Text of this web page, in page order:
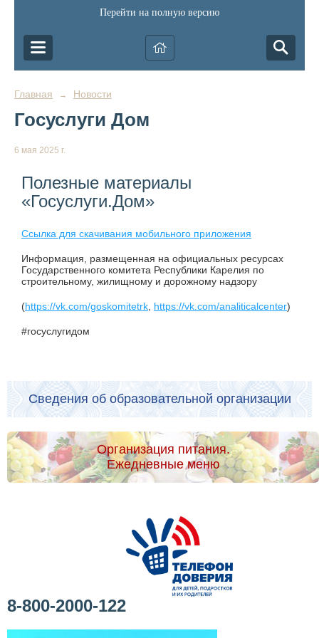
Перейти на полную версию
Главная → Новости
Госуслуги Дом
6 мая 2025 г.
Полезные материалы
«Госуслуги.Дом»
Ссылка для скачивания мобильного приложения
Информация, размещенная на официальных ресурсах
Государственного комитета Республики Карелия по
строительному, жилищному и дорожному надзору
(https://vk.com/goskomitetrk https://vk.com/analiticalcenter)
#госуслугидом
Сведения об образовательной организации
Организация питания.
Ежедневные меню
8-800-2000-122